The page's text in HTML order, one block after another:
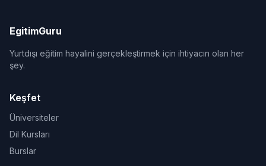
EgitimGuru
Yurtdışı eğitim hayalini gerçekleştirmek için ihtiyacın olan her
şey.
Keşfet
Üniversiteler
Dil Kursları
Burslar